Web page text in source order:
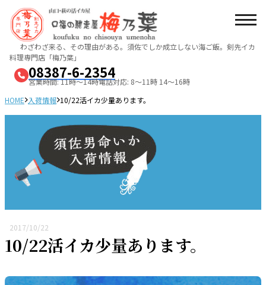
わざわざ来る、その理由がある。須佐でしか成立しない海ご飯。 剣先イカ
料理専門店「梅乃葉」
08387-6-2354
営業時間: 11時～14時電話対応: 8～11時 14～16時
HOME 入荷情報 10/22活イカ少量あります。
2017/10/22
10/22活イカ少量あります。